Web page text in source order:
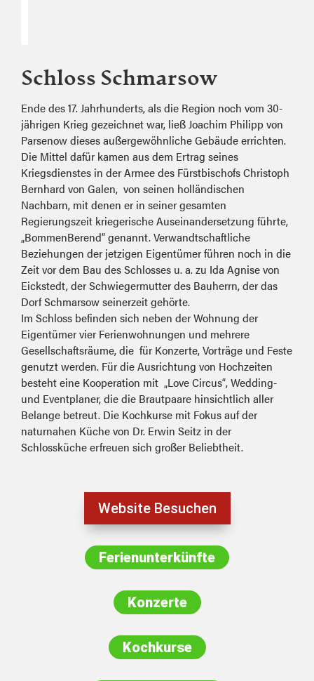
Schloss Schmarsow
Ende des 17. Jahrhunderts, als die Region noch vom 30-
jährigen Krieg gezeichnet war, ließ Joachim Philipp von
Parsenow diesesaußergewöhnliche Gebäude errichten.
Die Mittel dafür kamen aus dem Ertrag seines
Kriegsdienstes in der Armee des Fürstbischofs Christoph
Bernhard von Galen, von seinen holländischen
Nachbarn, mit denen er in seiner gesamten
Regierungszeit kriegerische Auseinandersetzung führte,
„BommenBerend“ genannt. Verwandtschaftliche
Beziehungen der jetzigen Eigentümerführen noch in die
Zeit vor dem Bau des Schlosses u. a. zu Ida Agnise von
Eickstedt, derSchwiegermutter des Bauherrn, der das
Dorf Schmarsow seinerzeit gehörte.
Im Schloss befinden sich neben der Wohnung der
Eigentümer vier Ferienwohnungen und mehrere
Gesellschaftsräume, die für Konzerte, Vorträge und Feste
genutzt werden. Für die Ausrichtung von Hochzeiten
besteht eine Kooperation mit „Love Circus“, Wedding-
und Eventplaner, die die Brautpaare hinsichtlich aller
Belange betreut. Die Kochkurse mit Fokus auf der
naturnahen Küche von Dr. Erwin Seitz in der
Schlossküche erfreuen sich großer Beliebtheit.
Website Besuchen
Ferienunterkünfte
Konzerte
Kochkurse